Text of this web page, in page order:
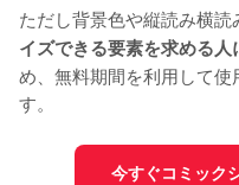
ただし背景色や縦読み横読
イズできる要素を求める
め、無料期間を利用して
す。
今すぐコミック